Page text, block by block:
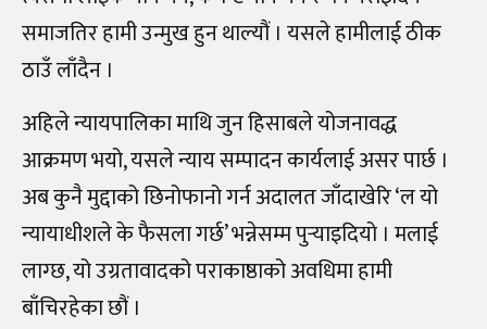
समाजतिर हामी उन्मुख हुन थाल्यौं । यसले हामीलाई ठीक
ठाउँ लाँदैन ।
अहिले न्यायपालिका माथि जुन हिसाबले योजनावद्ध
आक्रमण भयो, यसले न्याय सम्पादन कार्यलाई असर पार्छ ।
अब कुनै मुद्दाको छिनोफानो गर्न अदालत जाँदाखेरि ‘ल यो
न्यायाधीशले के फैसला गर्छ’ भन्नेसम्म पुर्‍याइदियो । मलाई
लाग्छ, यो उग्रतावादको पराकाष्ठाको अवधिमा हामी
बाँचिरहेका छौं ।